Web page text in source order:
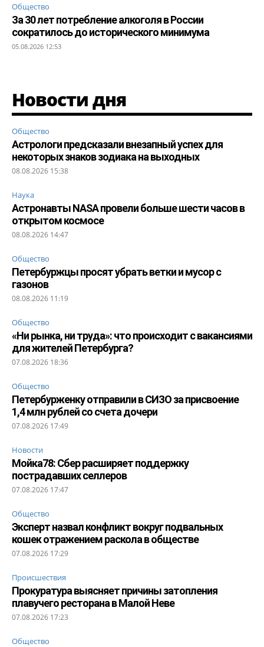
Общество
За 30 лет потребление алкоголя в России
сократилось до исторического минимума
05.08.2026 12:53
Новости дня
Общество
Астрологи предсказали внезапный успех для
некоторых знаков зодиака на выходных
08.08.2026 15:38
Наука
Астронавты NASA провели больше шести часов в
открытом космосе
08.08.2026 14:47
Общество
Петербуржцы просят убрать ветки и мусор с
газонов
08.08.2026 11:19
Общество
«Ни рынка, ни труда»: что происходит с вакансиями
для жителей Петербурга?
07.08.2026 18:36
Общество
Петербурженку отправили в СИЗО за присвоение
1,4 млн рублей со счета дочери
07.08.2026 17:49
Новости
Мойка78: Сбер расширяет поддержку
пострадавших селлеров
07.08.2026 17:47
Общество
Эксперт назвал конфликт вокруг подвальных
кошек отражением раскола в обществе
07.08.2026 17:29
Происшествия
Прокуратура выясняет причины затопления
плавучего ресторана в Малой Неве
07.08.2026 17:23
Общество